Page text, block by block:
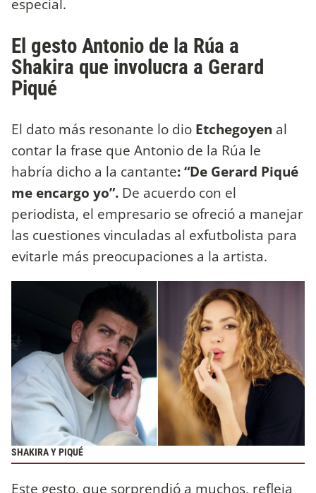
El gesto Antonio de la Rúa a
Shakira que involucra a Gerard
Piqué
El dato más resonante lo dio Etchegoyen al
contar la frase que Antonio de la Rúa le
habría dicho a la cantante: “De Gerard Piqué
me encargo yo”. De acuerdo con el
periodista, el empresario se ofreció a manejar
las cuestiones vinculadas al exfutbolista para
evitarle más preocupaciones a la artista.
SHAKIRA Y PIQUÉ
Este gesto, que sorprendió a muchos, refleja